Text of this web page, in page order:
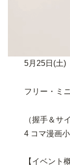
5月25日(土
フリー・ミ
（握手＆サ
4 コマ漫画
【イベント